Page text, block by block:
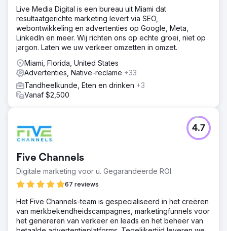
Live Media Digital is een bureau uit Miami dat
resultaatgerichte marketing levert via SEO,
webontwikkeling en advertenties op Google, Meta,
LinkedIn en meer. Wij richten ons op echte groei, niet op
jargon. Laten we uw verkeer omzetten in omzet.
Miami, Florida, United States
Advertenties, Native-reclame +33
Tandheelkunde, Eten en drinken +3
Vanaf $2,500
Five Channels
Digitale marketing voor u. Gegarandeerde ROI.
67 reviews
4.7
Het Five Channels-team is gespecialiseerd in het creëren
van merkbekendheidscampagnes, marketingfunnels voor
het genereren van verkeer en leads en het beheer van